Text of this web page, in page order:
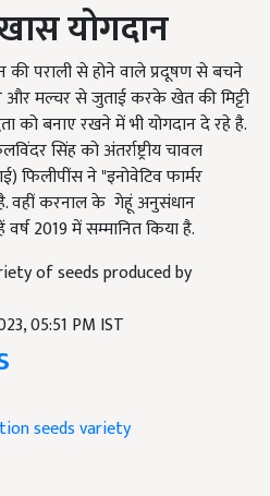
योगदान
पराली से होने वाले प्रदूषण से बचने
और मल्चर से जुताई करके खेत की मिट्टी
को बनाए रखने में भी योगदान दे रहे है.
सिंह को अंतर्राष्ट्रीय चावल
ने "इनोवेटिव फार्मर
है. वहीं करनाल के गेहूं अनुसंधान
2019 में सम्मानित किया है.
of seeds produced by
05:51 PM IST
seeds variety